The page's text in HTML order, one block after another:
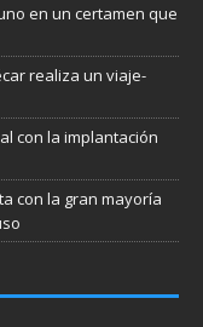
en un certamen que
realiza un viaje-
con la implantación
con la gran mayoría